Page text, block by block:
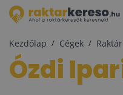
Kezdőlap Cégek
Ózdi